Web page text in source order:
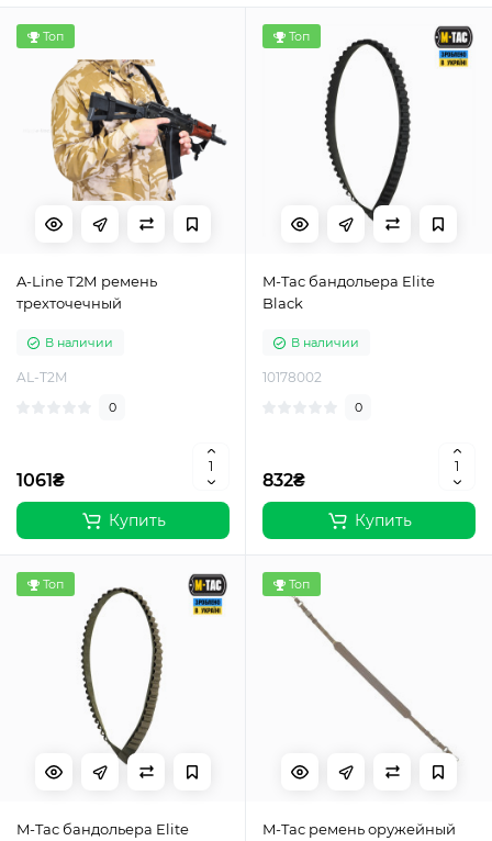
Топ
A-Line Т2М ремень
трехточечный
В наличии
AL-T2M
0
1061₴
Купить
Топ
M-Tac бандольера Elite
Black
В наличии
10178002
0
832₴
Купить
Топ
M-Tac бандольера Elite
Топ
M-Tac ремень оружейный